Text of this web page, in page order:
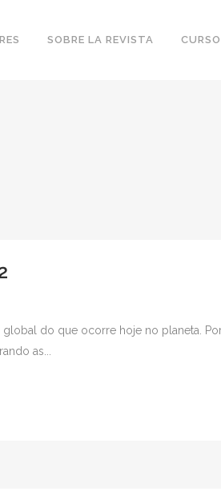
SOBRE LA REVISTA
do que ocorre hoje no planeta.
as...